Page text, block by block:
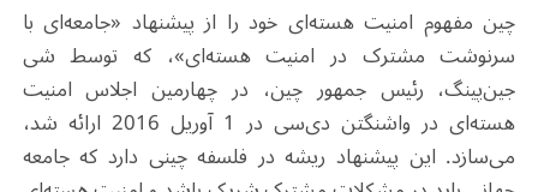
چین مفهوم امنیت هسته‌ای خود را از پیشنهاد «جامعه‌ای با
سرنوشت مشترک در امنیت هسته‌ای»، که توسط شی
جین‌پینگ، رئیس ‌جمهور چین، در چهارمین اجلاس امنیت
هسته‌ای در واشنگتن دی‌سی در 1 آوریل 2016 ارائه شد،
می‌سازد. این پیشنهاد ریشه در فلسفه چینی دارد که جامعه